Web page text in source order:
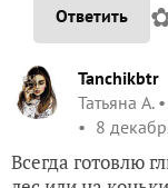
Ответить
Tanchikbtr
Татьяна А.
8
Всегда готовлю